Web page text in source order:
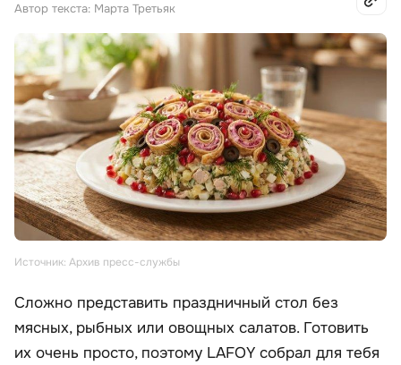
Автор текста: Марта Третьяк
Источник: Архив пресс-службы
Сложно представить праздничный стол без
мясных, рыбных или овощных салатов. Готовить
их очень просто, поэтому LAFOY собрал для тебя